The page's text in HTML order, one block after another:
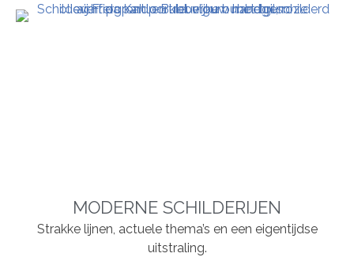
MODERNE SCHILDERIJEN
Strakke lijnen, actuele thema’s en een eigentijdse
uitstraling.